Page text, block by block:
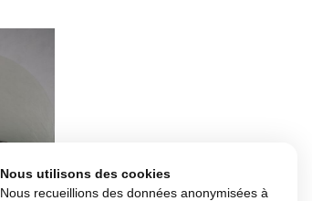
Nous utilisons des cookies
Nous recueillions des données anonymisées à